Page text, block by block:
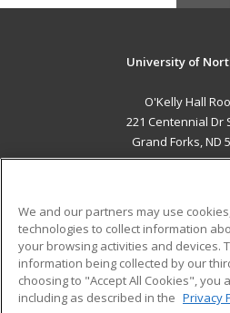
University of
O'Kelly Hall
221 Centennial Dr
Grand Forks, ND
ADDITIONAL
Military
Financial Assistance
Help
We and our partners may use
technologies to collect information
your browsing activities and devices.
information being collected by our
choosing to "Accept All Cookies", you
including as described in the Privacy